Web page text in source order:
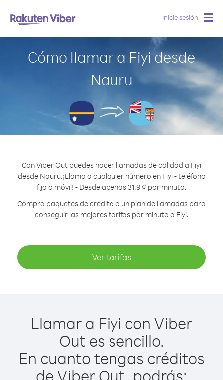
Inicie sesión
Cómo llamar a Fiyi desde
Nauru
Con Viber Out puedes hacer llamadas de calidad a Fiyi
desde Nauru.¡Llama a cualquier número en Fiyi - teléfono
fijo o móvil! - Desde apenas 31.9 ¢ por minuto.
Compra paquetes de crédito o un plan de llamadas para
conseguir las mejores tarifas por minuto a Fiyi.
Ver tarifas
Llamar a Fiyi con Viber
Out es sencillo.
En cuanto tengas créditos
de Viber Out, podrás: